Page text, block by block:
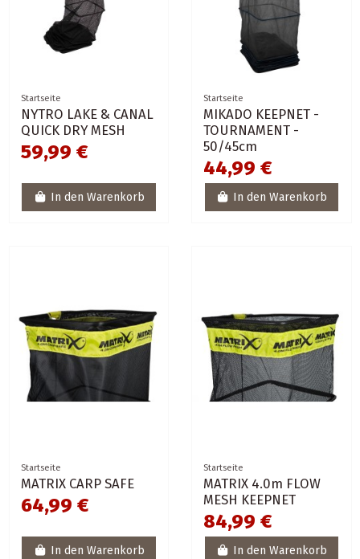
Startseite
NYTRO LAKE & CANAL
QUICK DRY MESH
59,99 €
In den Warenkorb
Startseite
MIKADO KEEPNET -
TOURNAMENT -
50/45cm
44,99 €
In den Warenkorb
Startseite
MATRIX CARP SAFE
64,99 €
In den Warenkorb
Startseite
MATRIX 4.0m FLOW
MESH KEEPNET
84,99 €
In den Warenkorb